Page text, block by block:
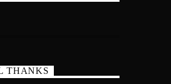
THANKS